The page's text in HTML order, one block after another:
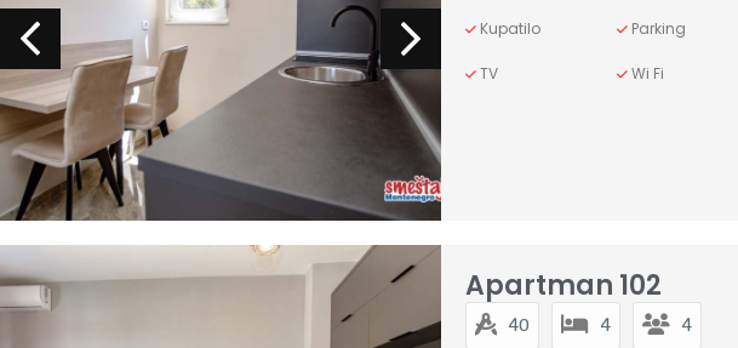
Kupatilo Parking
TV Wi Fi
Apartman 102
40 4 4